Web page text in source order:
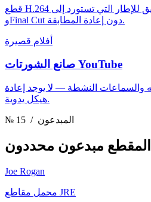
قطع H.264 الدقيق للإطار التي تستورد إلى Premiere وDaVinci
وFinal Cut دون إعادة المطابقة.
أفلام قصيرة
صانع الشورتات YouTube
مع تتبع الوجه والسماعات النشطة — لا يوجد إعادة
هيكل يدوية.
№ 15 / المبدعون
المقطع
Joe Rogan
محمل مقاطع JRE